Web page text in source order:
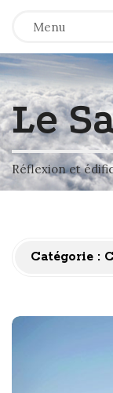
Menu
Le
Réflexion et
Catégorie :